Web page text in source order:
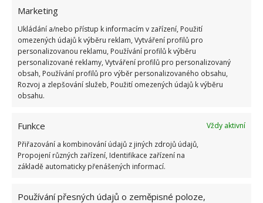
Marketing
Ukládání a/nebo přístup k informacím v zařízení, Použití
omezených údajů k výběru reklam, Vytváření profilů pro
personalizovanou reklamu, Používání profilů k výběru
personalizované reklamy, Vytváření profilů pro personalizovaný
obsah, Používání profilů pro výběr personalizovaného obsahu,
Rozvoj a zlepšování služeb, Použití omezených údajů k výběru
obsahu.
Funkce
Vždy aktivní
Přiřazování a kombinování údajů z jiných zdrojů údajů,
Propojení různých zařízení, Identifikace zařízení na
základě automaticky přenášených informací.
Používání přesných údajů o zeměpisné poloze,
může být chloubou této nemovitosti. Jak dlouho
trvalo, než byl zrekonstruovaný
dům připraven
přijmout své zachránce k bydlení, to se zjistit
nepodařilo. Ale celkový výsledek můžete podle video
nahrávky posoudit sami. Na BydlímeÚtulně jsme
dříve napsali i o jedné znejlevnějších rekonstrukcí
na světě